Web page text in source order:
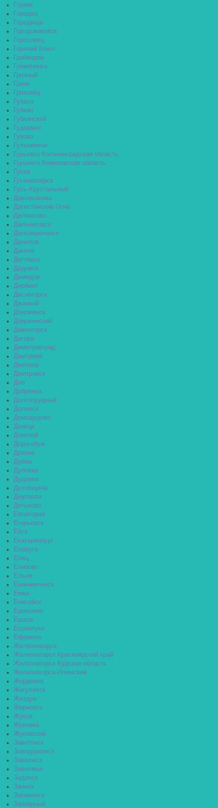
Горняк
Городец
Городище
Городовиковск
Гороховец
Горячий Ключ
Грайворон
Гремячинск
Грозный
Грязи
Грязовец
Губаха
Губкин
Губкинский
Гудермес
Гуково
Гулькевичи
Гурьевск Калининградская область
Гурьевск Кемеровская область
Гусев
Гусиноозёрск
Гусь-Хрустальный
Давлеканово
Дагестанские Огни
Далматово
Дальнегорск
Дальнереченск
Данилов
Данков
Дегтярск
Дедовск
Демидов
Дербент
Десногорск
Джанкой
Дзержинск
Дзержинский
Дивногорск
Дигора
Димитровград
Дмитриев
Дмитров
Дмитровск
Дно
Добрянка
Долгопрудный
Долинск
Домодедово
Донецк
Донской
Дорогобуж
Дрезна
Дубна
Дубовка
Дудинка
Духовщина
Дюртюли
Дятьково
Евпатория
Егорьевск
Ейск
Екатеринбург
Елабуга
Елец
Елизово
Ельня
Еманжелинск
Емва
Енисейск
Ермолино
Ершов
Ессентуки
Ефремов
Железноводск
Железногорск Красноярский край
Железногорск Курская область
Железногорск-Илимский
Жердевка
Жигулёвск
Жиздра
Жирновск
Жуков
Жуковка
Жуковский
Завитинск
Заводоуковск
Заволжск
Заволжье
Задонск
Заинск
Закаменск
Заозёрный